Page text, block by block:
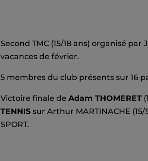
Second TMC (15/18 ans) organisé
vacances de février.
5 membres du club présents sur 16
Victoire finale deAdam THOMERET
TENNIS sur Arthur MARTINACHE (15/
SPORT.